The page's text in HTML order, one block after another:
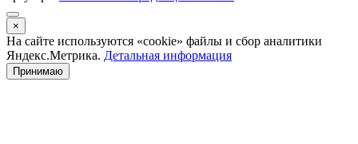
×
На сайте используются «cookie» файлы и сбор аналитики
Яндекс.Метрика. Детальная информация
Принимаю